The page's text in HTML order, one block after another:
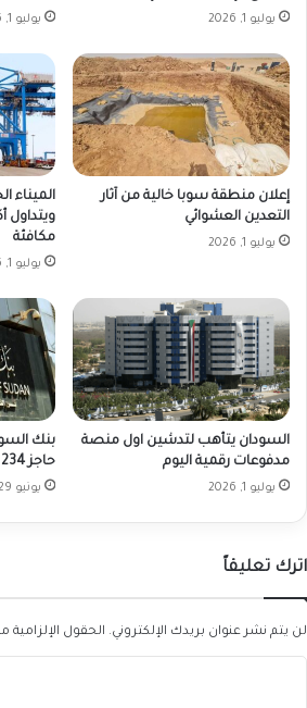
يوليو 1, 2026 يوليو 1, 2026
إعلان منطقة سوبا خالية من آثار
التعدين العشوائي
يوليو 1, 2026
مكافئة
يوليو 1, 2026
السودان يتأهب لتدشين اول منصة
مدفوعات رقمية اليوم
يوليو 1, 2026
بنك
حاجز 234 مليون خلال عام
يونيو 29, 2026
اترك تعليقاً
لن يتم نشر عنوان بريدك الإلكتروني. الحقول الإلزامية